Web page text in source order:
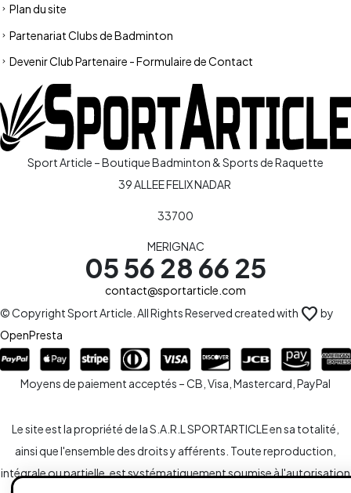
Plan du site
Partenariat Clubs de Badminton
Devenir Club Partenaire - Formulaire de Contact
Sport Article – Boutique Badminton & Sports de Raquette
39 ALLEE FELIX NADAR
33700
MERIGNAC
05 56 28 66 25
contact@sportarticle.com
© Copyright Sport Article. All Rights Reserved created with favorite by
OpenPresta
Moyens de paiement acceptés – CB, Visa, Mastercard, PayPal
Le site est la propriété de la S.A.R.L SPORTARTICLE en sa totalité,
ainsi que l'ensemble des droits y afférents. Toute reproduction,
intégrale ou partielle, est systématiquement soumise à l'autorisation